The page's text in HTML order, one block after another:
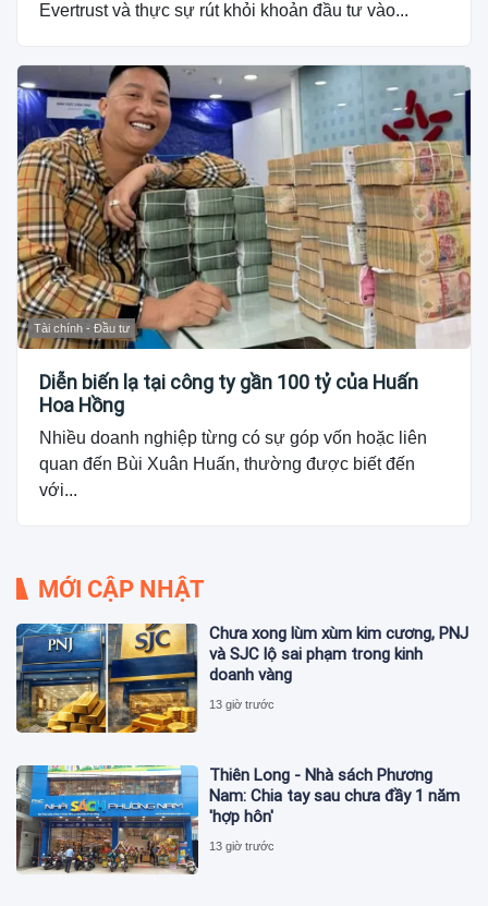
Evertrust và thực sự rút khỏi khoản đầu tư vào...
Tài chính - Đầu tư
Diễn biến lạ tại công ty gần 100 tỷ của Huấn
Hoa Hồng
Nhiều doanh nghiệp từng có sự góp vốn hoặc liên
quan đến Bùi Xuân Huấn, thường được biết đến
với...
MỚI CẬP NHẬT
Chưa xong lùm xùm kim cương, PNJ
và SJC lộ sai phạm trong kinh
doanh vàng
13 giờ trước
Thiên Long - Nhà sách Phương
Nam: Chia tay sau chưa đầy 1 năm
'hợp hôn'
13 giờ trước